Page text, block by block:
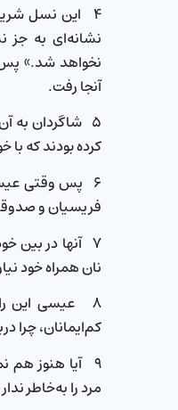
۴ این نسل
نشانه‌ای به جز
نخواهد شد.» پس
آنجا رفت.
۵ شاگردان
كرده بودند كه با
۶ پس وقتی
فریسیان و
۷ آنها در بین
نان همراه خود
۸ عیسی این
كم‌ایمانان، چرا
۹ آیا هنوز هم
مرد را به‌خاطر